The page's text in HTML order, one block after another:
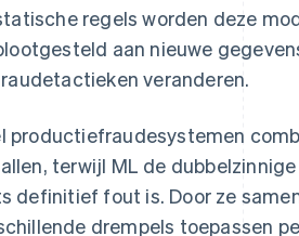
regels worden deze
aan nieuwe
veranderen.
productiefraudesystemen
terwijl ML de
definitief fout is. Door ze
drempels toepassen